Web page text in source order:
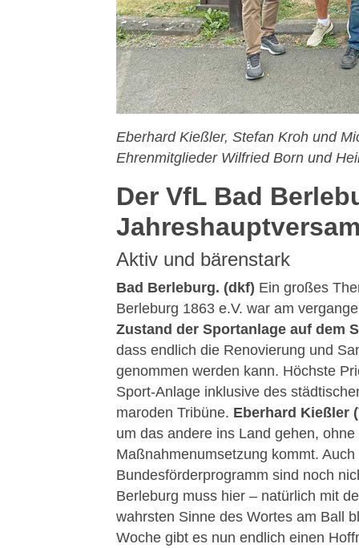
Eberhard Kießler, Stefan Kroh und
Ehrenmitglieder Wilfried Born und
Der VfL Bad
Aktiv und bärenstark
Bad Berleburg. (dkf) Ein großes
Berleburg 1863 e.V. war am
Zustand der Sportanlage auf dem
dass endlich die Renovierung und
genommen werden kann. Höchste
Sport-Anlage inklusive des
maroden Tribüne. Eberhard Kießler
um das andere ins Land gehen,
Maßnahmenumsetzung kommt.
Bundesförderprogramm sind noch
Berleburg muss hier – natürlich mit
wahrsten Sinne des Wortes am Ball
Woche gibt es nun endlich einen